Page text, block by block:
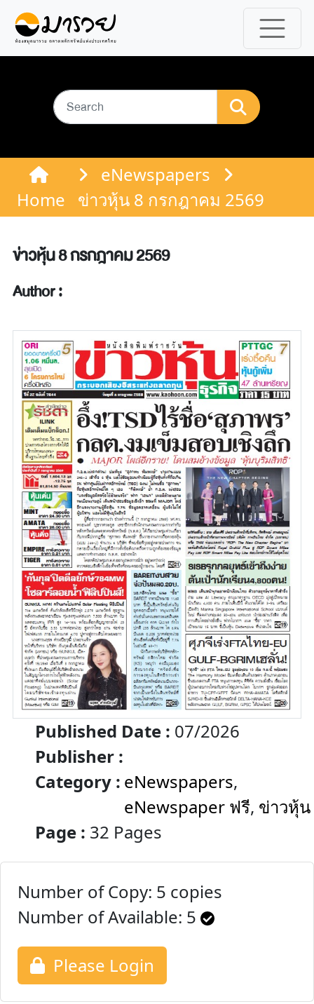
Home
eNewspapers
ข่าวหุ้น 8 กรกฎาคม 2569
ข่าวหุ้น 8 กรกฎาคม 2569
Author :
Published Date : 07/2026
Publisher :
Category : eNewspapers,
eNewspaper ฟรี, ข่าวหุ้น
Page : 32 Pages
Number of Copy: 5 copies
Number of Available: 5
Please Login